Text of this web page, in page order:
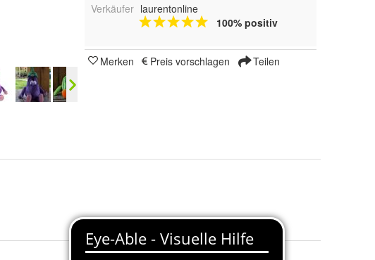
Verkäufer laurentonline
100% positiv
Merken Preis vorschlagen Teilen
Pineapple, Starwberry, Carrot, Eggplant, Blueberry, Watermelon, Broccoli und Banana